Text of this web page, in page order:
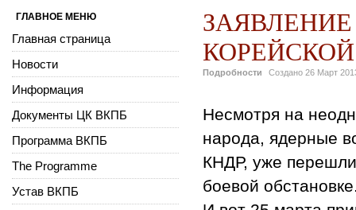
Подробности Создано 26 Март
Несмотря на
народа, ядерные
КНДР, уже перешли
боевой
ГЛАВНОЕ МЕНЮ
Главная страница
Новости
Информация
Документы ЦК ВКПБ
Программа ВКПБ
The Programme
Устав ВКПБ